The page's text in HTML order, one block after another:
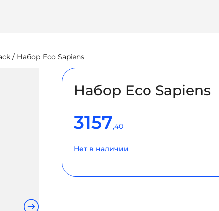
/ Набор Eco Sapiens
Набор Eco Sapiens
3157,40
Нет в наличии